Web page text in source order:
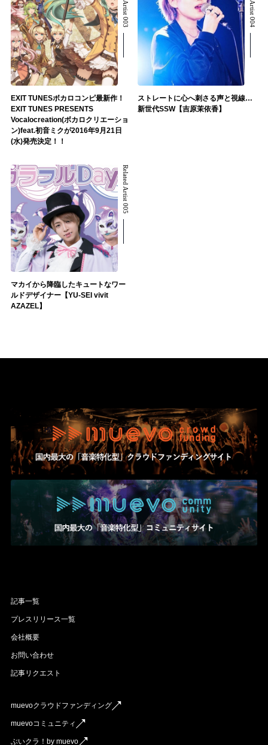
EXIT TUNESボカロコンピ最新作！
EXIT TUNES PRESENTS
Vocalocreation(ボカロクリエーショ
ン)feat.初音ミクが2016年9月21日
(水)発売決定！！
ストレートに心へ刺さる声と視線…
新世代SSW【吉原茉依香】
Related Artist 005
マカイから降臨したキュートなワー
ルドデザイナー【YU-SEI vivit
AZAZEL】
記事一覧
プレスリリース一覧
会社概要
お問い合わせ
記事リクエスト
muevoクラウドファンディング
muevoコミュニティ
ぶいクラ！by muevo